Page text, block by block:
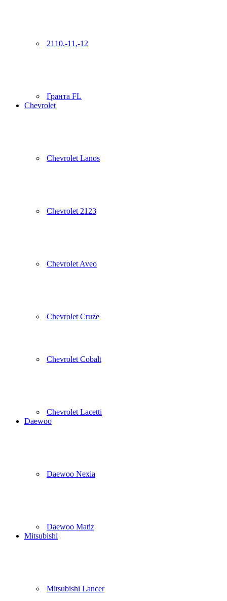
2110,-11,-12
Гранта FL
Chevrolet
Chevrolet Lanos
Chevrolet 2123
Chevrolet Aveo
Chevrolet Cruze
Chevrolet Cobalt
Chevrolet Lacetti
Daewoo
Daewoo Nexia
Daewoo Matiz
Mitsubishi
Mitsubishi Lancer